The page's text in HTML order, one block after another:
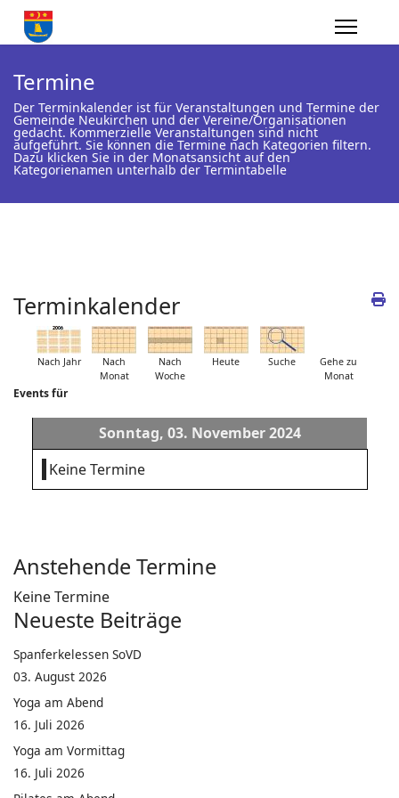
Termine
Der Terminkalender ist für Veranstaltungen und Termine der
Gemeinde Neukirchen und der Vereine/Organisationen
gedacht. Kommerzielle Veranstaltungen sind nicht
aufgeführt. Sie können die Termine nach Kategorien filtern.
Dazu klicken Sie in der Monatsansicht auf den
Kategorienamen unterhalb der Termintabelle
Terminkalender
Nach Jahr
Nach
Monat
Nach
Woche
Heute Suche
Gehe zu
Monat
Events für
Sonntag, 03. November 2024
Keine Termine
Anstehende Termine
Keine Termine
Neueste Beiträge
Spanferkelessen SoVD
03. August 2026
Yoga am Abend
16. Juli 2026
Yoga am Vormittag
16. Juli 2026